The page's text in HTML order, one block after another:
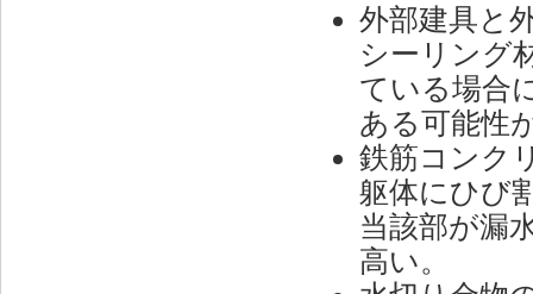
外部建具と
シーリング
ている場合
ある可能性
鉄筋コンク
躯体にひび
当該部が漏
高い。